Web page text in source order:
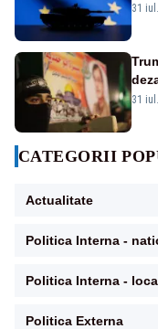
31
31
CATEGORII
Actualitate
Politica Interna -
Politica Interna -
Politica Externa